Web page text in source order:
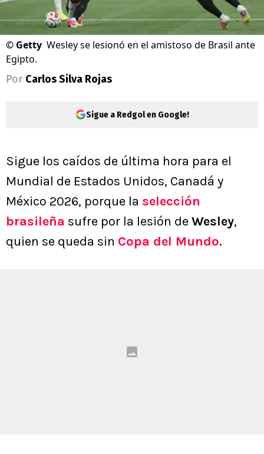
© Getty Wesley se lesionó en el amistoso de Brasil ante
Egipto.
Por Carlos Silva Rojas
Sigue a Redgol en Google!
Sigue los caídos de última hora para el
Mundial de Estados Unidos, Canadá y
México 2026, porque la selección
brasileña sufre por la lesión deWesley,
quien se queda sin Copa del Mundo.